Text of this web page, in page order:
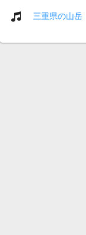
三重県の山岳